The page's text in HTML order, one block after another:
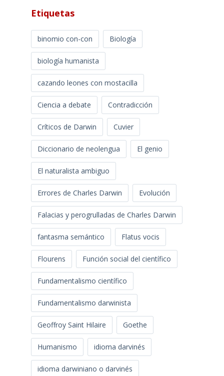
Etiquetas
binomio con-con Biología
biología humanista
cazando leones con mostacilla
Ciencia a debate Contradicción
Críticos de Darwin Cuvier
Diccionario de neolengua El genio
El naturalista ambiguo
Errores de Charles Darwin Evolución
Falacias y perogrulladas de Charles Darwin
fantasma semántico Flatus vocis
Flourens Función social del científico
Fundamentalismo científico
Fundamentalismo darwinista
Geoffroy Saint Hilaire Goethe
Humanismo idioma darvinés
idioma darwiniano o darvinés